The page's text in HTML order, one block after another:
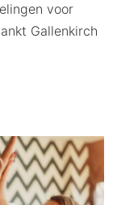
voor
Gallenkirch